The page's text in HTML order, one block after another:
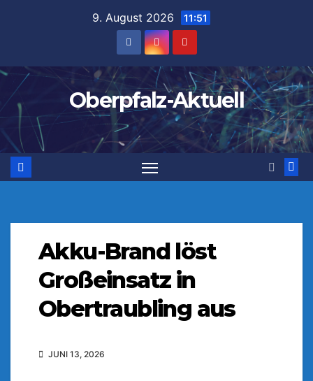
9. August 2026 11:51
Oberpfalz-Aktuell
Akku-Brand löst
Großeinsatz in
Obertraubling aus
JUNI 13, 2026